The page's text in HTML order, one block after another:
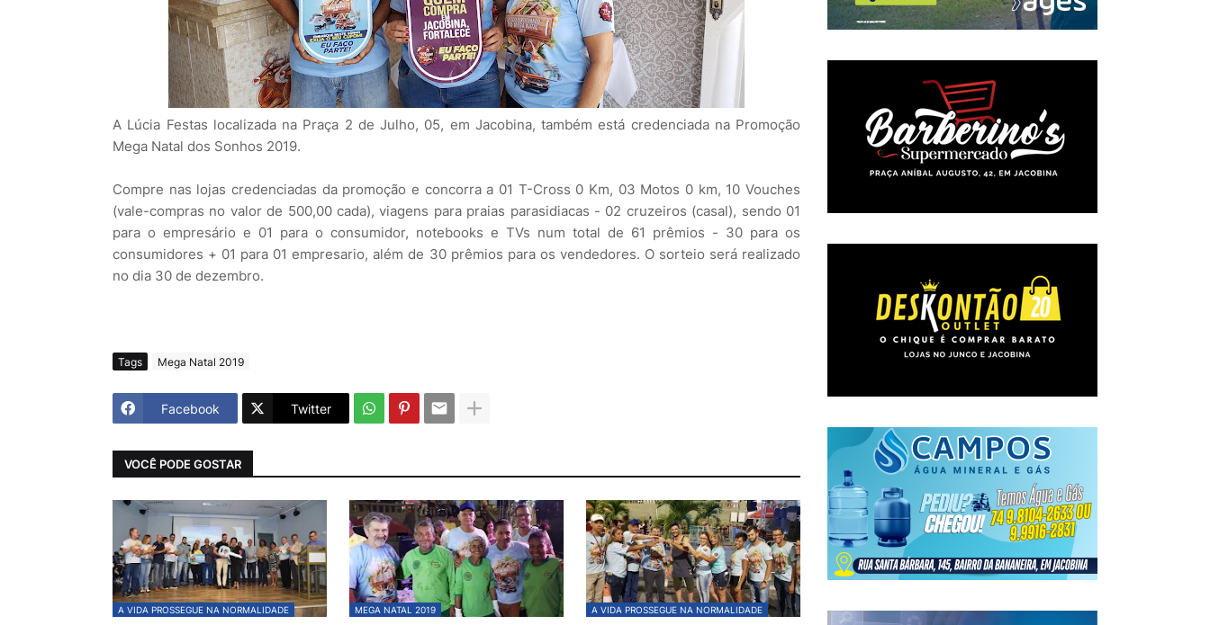
A Lúcia Festas localizada na Praça 2 de Julho, 05, em Jacobina, também está credenciada na Promoção
Mega Natal dos Sonhos 2019.
Compre nas lojas credenciadas da promoção e concorra a 01 T-Cross 0 Km, 03 Motos 0 km, 10 Vouches
(vale-compras no valor de 500,00 cada), viagens para praias parasidiacas - 02 cruzeiros (casal), sendo 01
para o empresário e 01 para o consumidor, notebooks e TVs num total de 61 prêmios - 30 para os
consumidores + 01 para 01 empresario, além de 30 prêmios para os vendedores. O sorteio será realizado
no dia 30 de dezembro.
Tags Mega Natal 2019
Facebook Twitter
VOCÊ PODE GOSTAR
A VIDA PROSSEGUE NA NORMALIDADE MEGA NATAL 2019 A VIDA PROSSEGUE NA NORMALIDADE